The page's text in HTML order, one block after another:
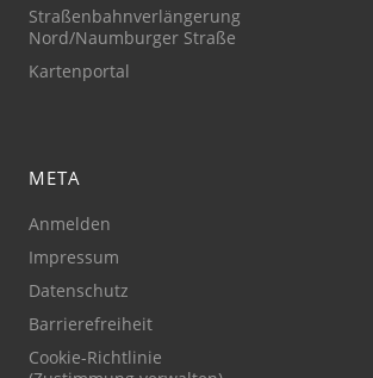
Straßenbahnverlängerung
Nord/Naumburger Straße
Kartenportal
META
Anmelden
Impressum
Datenschutz
Barrierefreiheit
Cookie-Richtlinie